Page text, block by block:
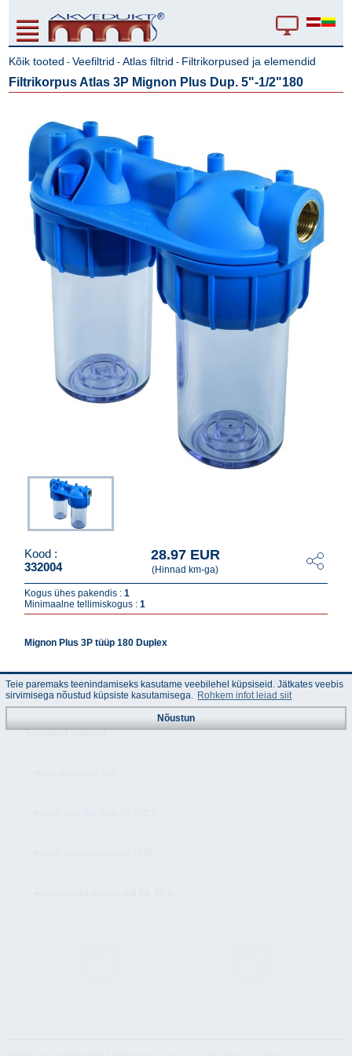
Kõik tooted -Veefiltrid -Atlas filtrid - Filtrikorpused ja elemendid
Filtrikorpus Atlas 3P Mignon Plus Dup. 5"-1/2"180
Kood :
332004
28.97 EUR
(Hinnad km-ga)
Kogus ühes pakendis :1
Minimaalne tellimiskogus :1
Mignon Plus 3P tüüp 180 Duplex
Sobib kasutamiseks neutraalse pH-ga vedelike puhastamiseks. Sobib
joogiveele.
Tehnilised andmed:
Teie paremaks teenindamiseks kasutame veebilehel küpsiseid. Jätkates veebis
sirvimisega nõustud küpsiste kasutamisega. Rohkem infot leiad siit
Nõustun